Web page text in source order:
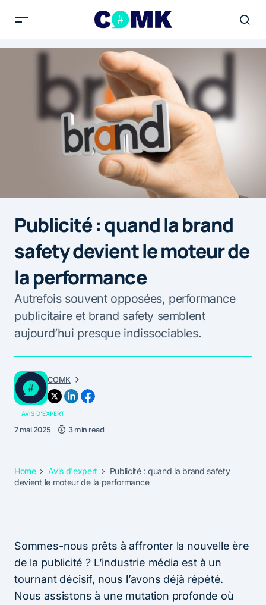
Publicité : quand la brand
safety devient le moteur de
la performance
Autrefois souvent opposées, performance
publicitaire et brand safety semblent
aujourd’hui presque indissociables.
COMK
AVIS D'EXPERT
7 mai 2025 3 min read
Home Avis d'expert
Publicité : quand la brand safety
devient le moteur de la performance
Sommes-nous prêts à affronter la nouvelle ère
de la publicité ? L’industrie média est à un
tournant décisif, nous l’avons déjà répété.
Nous assistons à une mutation profonde où